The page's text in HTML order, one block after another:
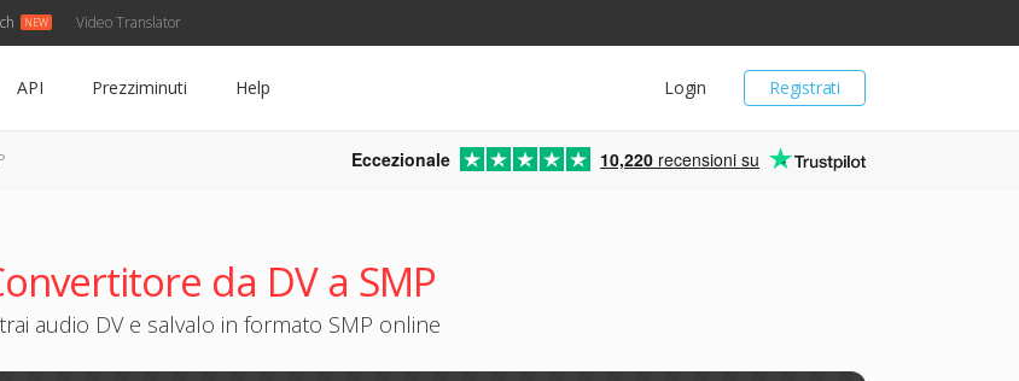
Video Translator
Registrati
Login
API Prezziminuti Help
Eccezionale 10,220 recensioni su
da DV a SMP
audio DV e salvalo in formato SMP online